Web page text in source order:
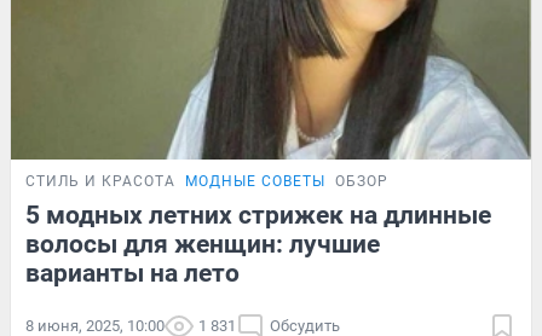
СТИЛЬ И КРАСОТА МОДНЫЕ СОВЕТЫ ОБЗОР
5 модных летних стрижек на длинные
волосы для женщин: лучшие
варианты на лето
8 июня, 2025, 10:00 1 831 Обсудить